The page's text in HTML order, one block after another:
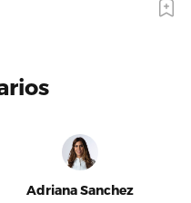
Adriana Sanchez